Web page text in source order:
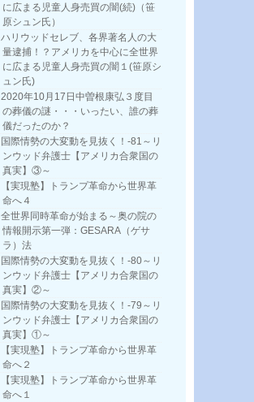
に広まる児童人身売買の闇(続)（笹
原シュン氏）
ハリウッドセレブ、各界著名人の大
量逮捕！？アメリカを中心に全世界
に広まる児童人身売買の闇１(笹原シ
ュン氏)
2020年10月17日中曽根康弘３度目
の葬儀の謎・・・いったい、誰の葬
儀だったのか？
国際情勢の大変動を見抜く！-81～リ
ンウッド弁護士【アメリカ合衆国の
真実】③～
【実現塾】トランプ革命から世界革
命へ４
全世界同時革命が始まる～奥の院の
情報開示第一弾：GESARA（ゲサ
ラ）法
国際情勢の大変動を見抜く！-80～リ
ンウッド弁護士【アメリカ合衆国の
真実】②～
国際情勢の大変動を見抜く！-79～リ
ンウッド弁護士【アメリカ合衆国の
真実】①～
【実現塾】トランプ革命から世界革
命へ２
【実現塾】トランプ革命から世界革
命へ１